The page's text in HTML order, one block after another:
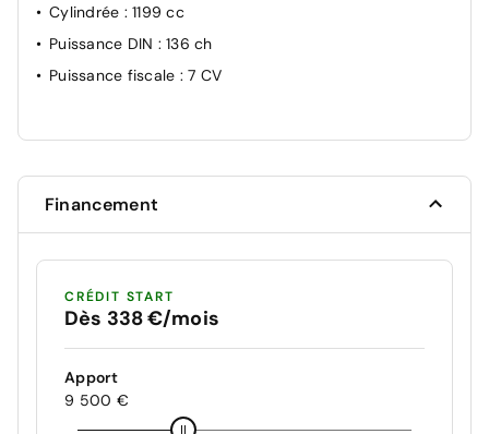
Cylindrée : 1199 cc
Puissance DIN : 136 ch
Puissance fiscale : 7 CV
Financement
CRÉDIT START
Dès 338 €/mois
Apport
9 500 €